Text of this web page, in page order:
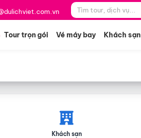
Tour trọn gói Vé máy bay Khách sạn
Khách sạn